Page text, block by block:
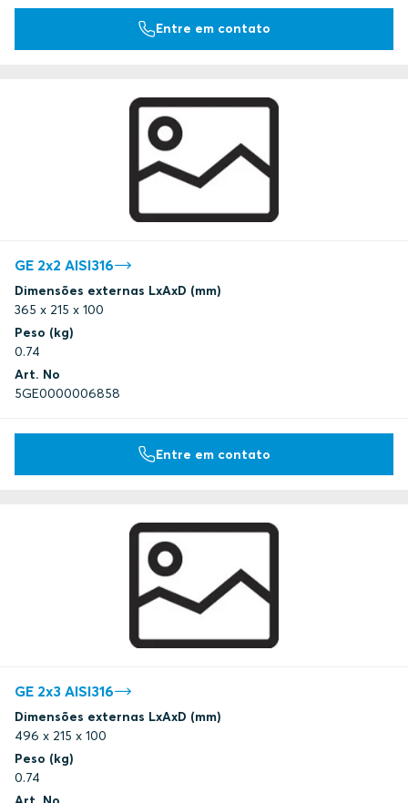
Entre em contato
GE 2x2 AISI316
Dimensões externas LxAxD (mm)
365 x 215 x 100
Peso (kg)
0.74
Art. No
5GE0000006858
Entre em contato
GE 2x3 AISI316
Dimensões externas LxAxD (mm)
496 x 215 x 100
Peso (kg)
0.74